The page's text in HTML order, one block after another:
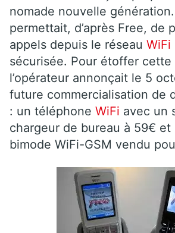
nomade nouvelle
permettait, d’après Free, de
appels depuis le réseau WiFi
sécurisée. Pour étoffer
l’opérateur annonçait le 5
future commercialisation de
: un téléphone WiFi avec un
chargeur de bureau à 59€
bimode WiFi-GSM vendu